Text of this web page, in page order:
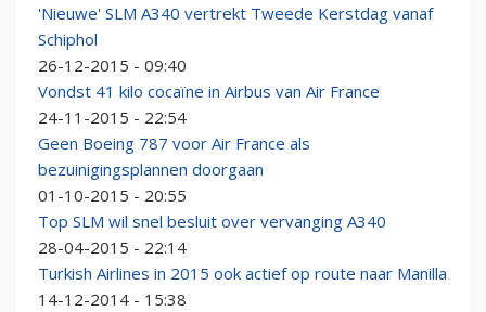
'Nieuwe' SLM A340 vertrekt Tweede Kerstdag vanaf
Schiphol
26-12-2015 - 09:40
Vondst 41 kilo cocaïne in Airbus van Air France
24-11-2015 - 22:54
Geen Boeing 787 voor Air France als
bezuinigingsplannen doorgaan
01-10-2015 - 20:55
Top SLM wil snel besluit over vervanging A340
28-04-2015 - 22:14
Turkish Airlines in 2015 ook actief op route naar Manilla
14-12-2014 - 15:38